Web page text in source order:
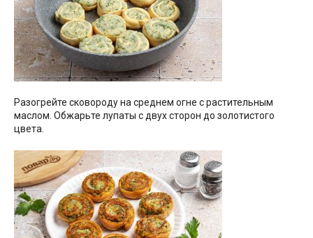
Разогрейте сковороду на среднем огне с растительным
маслом. Обжарьте лупаты с двух сторон до золотистого
цвета.